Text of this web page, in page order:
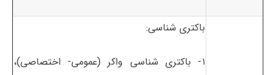
باکتری شناسی:
۱- باکتری شناسی واکر (عمومی- اختصاصی)،